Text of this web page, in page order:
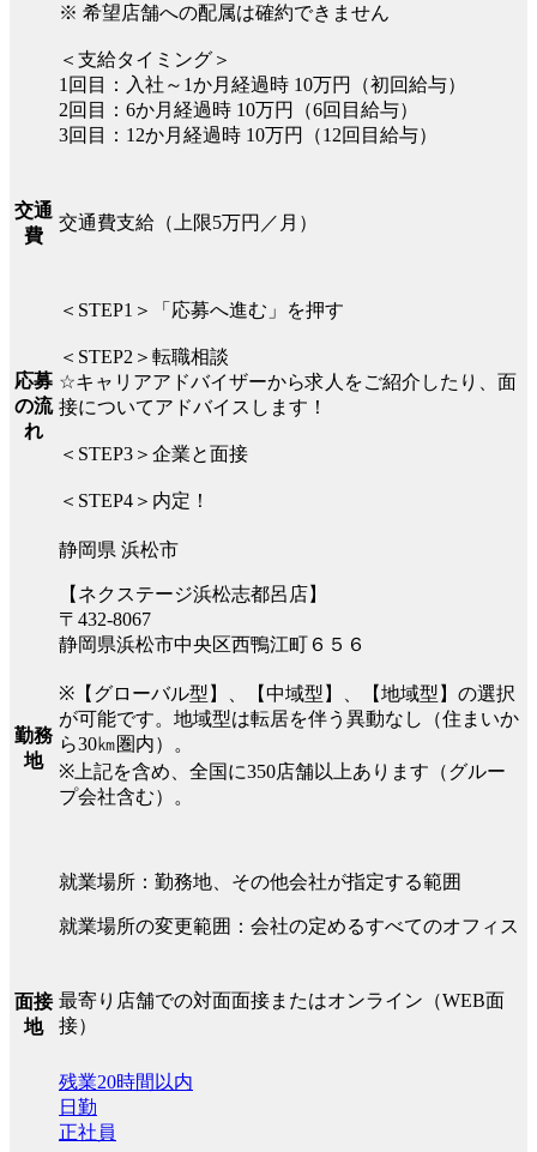
※ 希望店舗への配属は確約できません
＜支給タイミング＞
1回目：入社～1か月経過時 10万円（初回給与）
2回目：6か月経過時 10万円（6回目給与）
3回目：12か月経過時 10万円（12回目給与）
交通
費
交通費支給（上限5万円／月）
応募
の流
れ
＜STEP1＞「応募へ進む」を押す
＜STEP2＞転職相談
☆キャリアアドバイザーから求人をご紹介したり、面
接についてアドバイスします！
＜STEP3＞企業と面接
＜STEP4＞内定！
勤務
地
静岡県 浜松市
【ネクステージ浜松志都呂店】
〒432-8067
静岡県浜松市中央区西鴨江町６５６
※【グローバル型】、【中域型】、【地域型】の選択
が可能です。地域型は転居を伴う異動なし（住まいか
ら30㎞圏内）。
※上記を含め、全国に350店舗以上あります（グルー
プ会社含む）。
就業場所：勤務地、その他会社が指定する範囲
就業場所の変更範囲：会社の定めるすべてのオフィス
面接
地
最寄り店舗での対面面接またはオンライン（WEB面
接）
残業20時間以内
日勤
正社員